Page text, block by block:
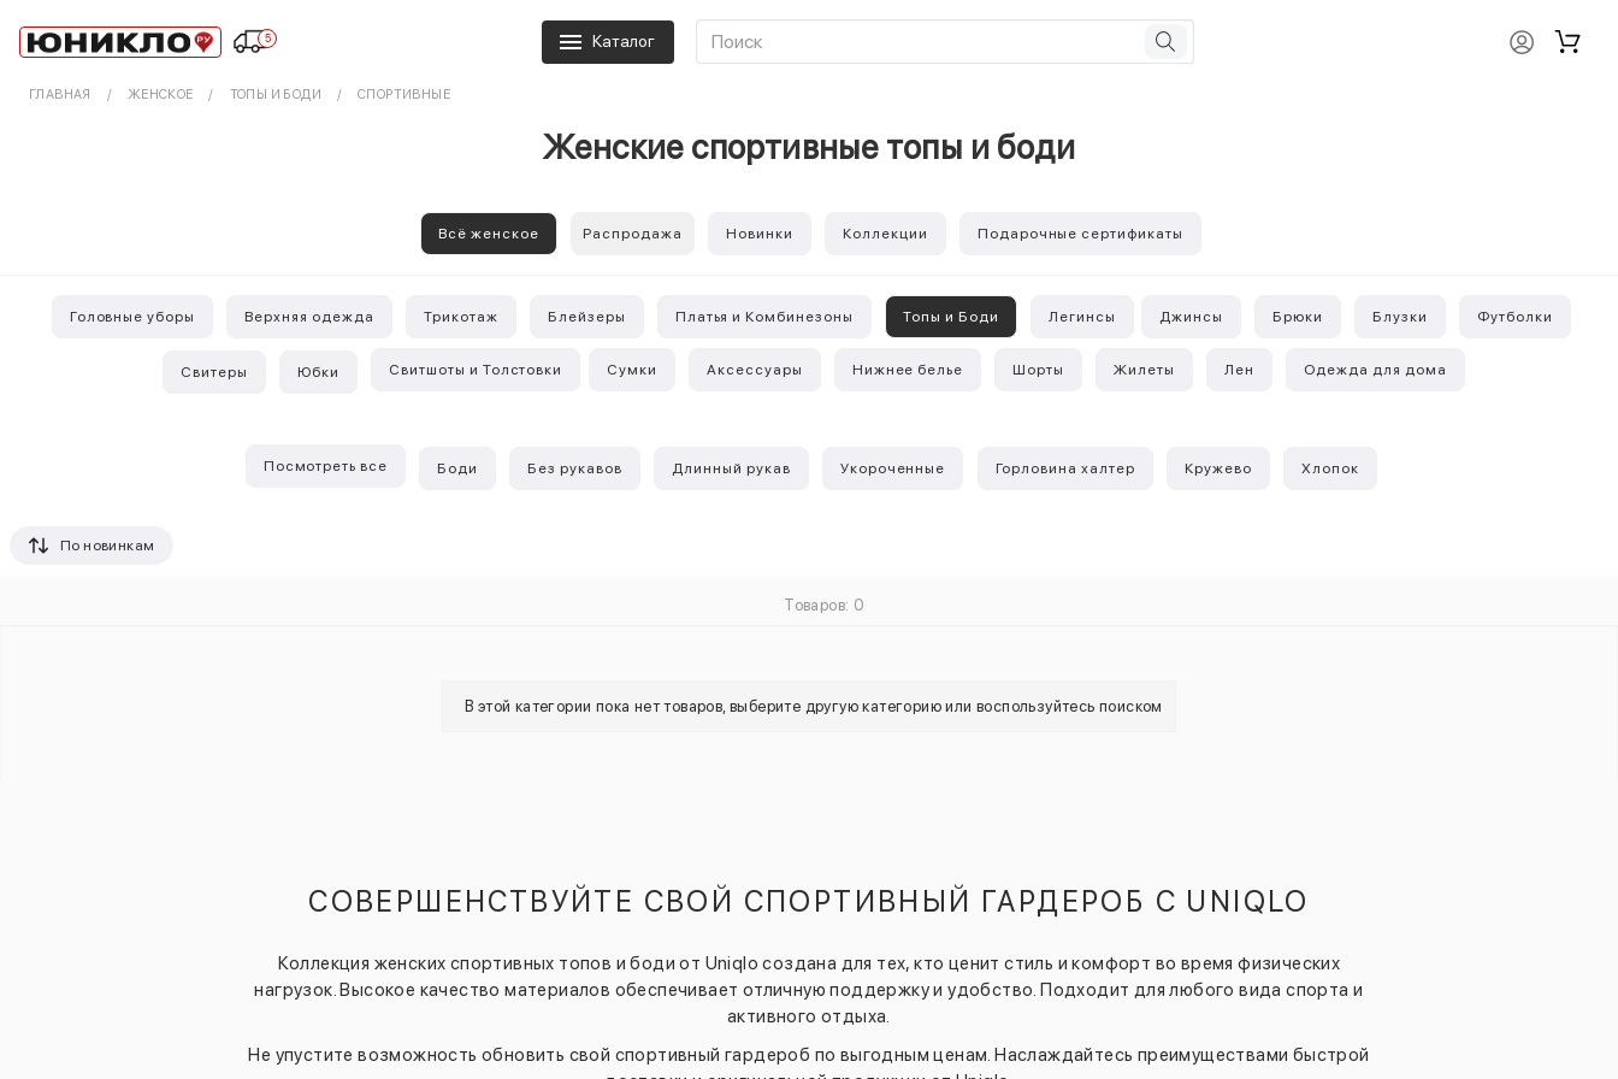
5 Каталог
ГЛАВНАЯ ЖЕНСКОЕ ТОПЫ И БОДИ СПОРТИВНЫЕ
Женские спортивные топы и боди
Всё женское Распродажа Новинки Коллекции Подарочные сертификаты
Головные уборы Верхняя одежда Трикотаж Блейзеры Платья и Комбинезоны Топы и Боди Легинсы Джинсы Брюки Блузки Футболки
Свитеры Юбки Свитшоты и Толстовки Сумки Аксессуары Нижнее белье Шорты Жилеты Лен Одежда для дома
Посмотреть все Боди Без рукавов Длинный рукав Укороченные Горловина халтер Кружево Хлопок
По новинкам
Товаров: 0
В этой категории пока нет товаров, выберите другую категорию или воспользуйтесь поиском
СОВЕРШЕНСТВУЙТЕ СВОЙ СПОРТИВНЫЙ ГАРДЕРОБ С UNIQLO
Коллекция женских спортивных топов и боди от Uniqlo создана для тех, кто ценит стиль и комфорт во время физических
нагрузок. Высокое качество материалов обеспечивает отличную поддержку и удобство. Подходит для любого вида спорта и
активного отдыха.
Не упустите возможность обновить свой спортивный гардероб по выгодным ценам. Наслаждайтесь преимуществами быстрой